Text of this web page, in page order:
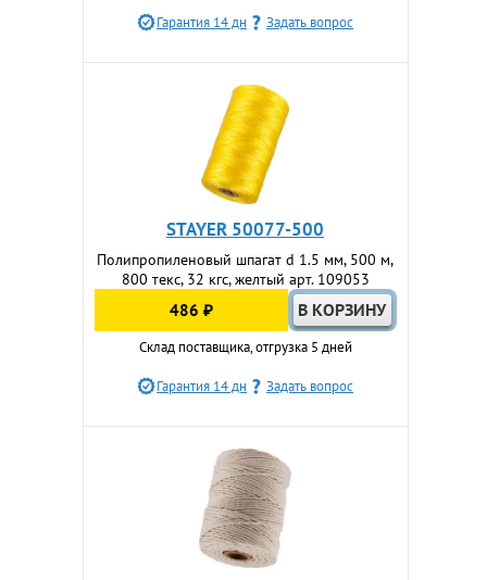
Гарантия 14 дн Задать вопрос
STAYER 50077-500
Полипропиленовый шпагат d 1.5 мм, 500 м,
800 текс, 32 кгс, желтый арт. 109053
486 ₽
Склад поставщика, отгрузка 5 дней
Гарантия 14 дн Задать вопрос